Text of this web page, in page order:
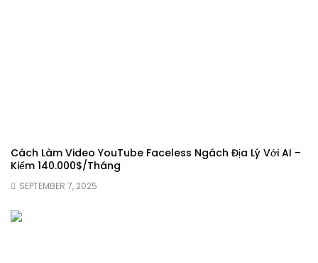
Cách Làm Video YouTube Faceless Ngách Địa Lý Với AI –
Kiếm 140.000$/Tháng
SEPTEMBER 7, 2025